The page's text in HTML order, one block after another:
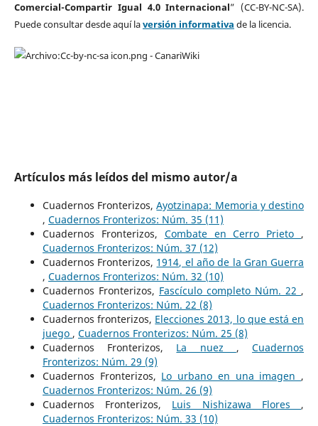
Comercial-Compartir Igual 4.0 Internacional” (CC-BY-NC-SA).
Puede consultar desde aquí laversión informativa de la licencia.
Artículos más leídos del mismo autor/a
Cuadernos Fronterizos,Ayotzinapa: Memoria y destino
, Cuadernos Fronterizos: Núm. 35 (11)
Cuadernos Fronterizos, Combate en Cerro Prieto ,
Cuadernos Fronterizos: Núm. 37 (12)
Cuadernos Fronterizos, 1914, el año de la Gran Guerra
, Cuadernos Fronterizos: Núm. 32 (10)
Cuadernos Fronterizos, Fascículo completo Núm. 22 ,
Cuadernos Fronterizos: Núm. 22 (8)
Cuadernos fronterizos, Elecciones 2013, lo que está en
juego , Cuadernos Fronterizos: Núm. 25 (8)
Cuadernos Fronterizos, La nuez ,Cuadernos
Fronterizos: Núm. 29 (9)
Cuadernos Fronterizos, Lo urbano en una imagen ,
Cuadernos Fronterizos: Núm. 26 (9)
Cuadernos Fronterizos, Luis Nishizawa Flores ,
Cuadernos Fronterizos: Núm. 33 (10)